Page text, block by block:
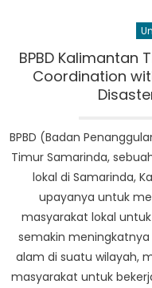
BPBD Kalimantan
Coordination
BPBD (Badan
Timur Samarinda,
lokal di Samarinda,
upayanya untuk
masyarakat lokal
semakin
alam di suatu wilayah,
masyarakat untuk